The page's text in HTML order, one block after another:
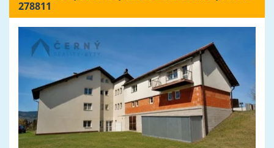
278811